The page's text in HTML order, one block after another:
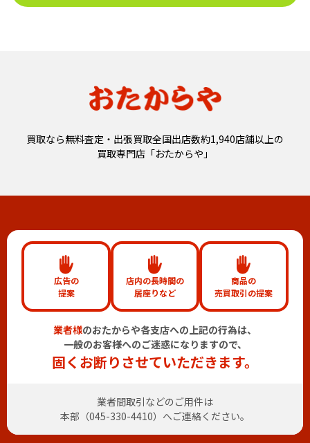
買取なら無料査定・出張買取全国出店数約1,940店舗以上の
買取専門店「おたからや」
広告の
提案
店内の長時間の
居座りなど
商品の
売買取引の提案
業者様のおたからや各支店への上記の行為は、
一般のお客様へのご迷惑になりますので、
固くお断りさせていただきます。
業者間取引などのご用件は
本部（045-330-4410）へご連絡ください。